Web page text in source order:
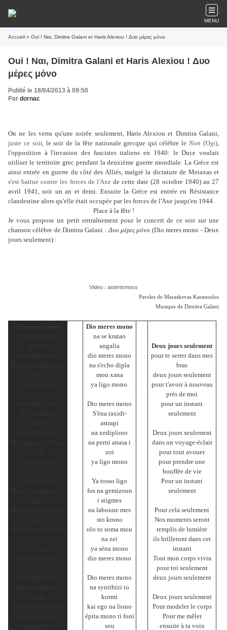
MENU
Accueil » Oui ! Ναι, Dimitra Galani et Haris Alexiou ! Δυο μέρες μόνο
Oui ! Ναι, Dimitra Galani et Haris Alexiou ! Δυο
μέρες μόνο
Publié le 18/04/2013 à 09:50
Par dornac
On ne les verra qu'une soirée seulement, Haris Alexiou et Dimitra Galani,
juste ce soir, le soir de la fête nationale grecque qui célèbre leNon (Όχι),
l'opposition à l'invasion des fascistes italiens en 1940: le Duce voulait
utiliser le territoire grec pendant la deuxième guerre mondiale. La Grèce est
ainsi entrée en guerre du côté des Alliés, malgré la dictature de Metaxas et
s'est battue contre les forces de l'Axede cette date (28 octobre 1940) au 27
avril 1941, soit un an et demi. Ensuite la Grèce est entrée en Résistance
clandestine alors qu'elle était occupée par les forces de l'Axe jusqu'en 1944.
Place à la fête !
Je vous propose un petit entraînement pour le concert de ce soir sur une
chanson célèbre de Dimitra Galani :Δυο μέρες μόνο (Dio meres mono - Deux
jours seulement) :
Video : asterismoss
Paroles de Maraskevas Karasoulos
Musique de Dimitra Galani
Dio meres mono
na se kratao
angalia
dio meres mono
na s'echo dipla
mou xana
ya ligo mono.
Dio meres mono
S'éna taxidi-
astrapi
na xediplono
na perni anasa i
zoi
ya ligo mono
Ya tosso ligo
fos na gemizoun
i stigmes
na laboune mes
sto krono
olo to soma mou
na zei
ya séna mono
dio meres mono
Dio meres mono
na synithizi to
kormi
kai ego na liono
épita mono ti foni
sou
Deux jours seulement
pour te serrer dans mes
bras
deux jours seulement
pour t'avoir à nouveau
près de moi
pour un instant
seulement
Deux jours seulement
dans un voyage-éclair
pour tout avouer
pour prendre une
bouffée de vie
Pour un instant
seulement
Pour cela seulement
Nos moments seront
remplis de lumière
ils brilleront dans cet
instant
Tout mon corps vivra
pour toi seulement
deux jours seulement
Deux jours seulement
Pour modeler le corps
Pour me mêler
ensuite à ta voix